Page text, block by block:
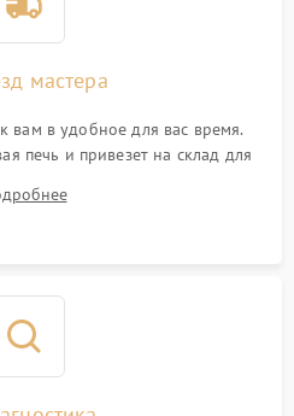
мастера
вам в удобное для вас время.
печь и привезет на склад для